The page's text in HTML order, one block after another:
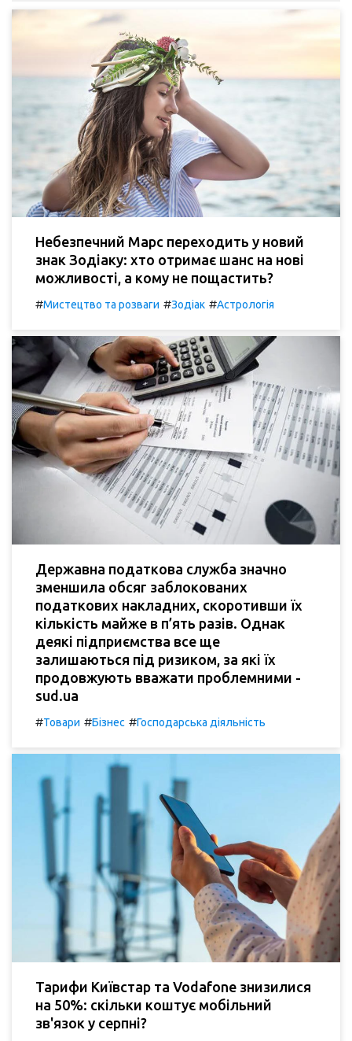
Небезпечний Марс переходить у новий
знак Зодіаку: хто отримає шанс на нові
можливості, а кому не пощастить?
#Мистецтво та розваги #Зодіак #Астрологія
Державна податкова служба значно
зменшила обсяг заблокованих
податкових накладних, скоротивши їх
кількість майже в п’ять разів. Однак
деякі підприємства все ще
залишаються під ризиком, за які їх
продовжують вважати проблемними -
sud.ua
#Товари #Бізнес #Господарська діяльність
Тарифи Київстар та Vodafone знизилися
на 50%: скільки коштує мобільний
зв'язок у серпні?